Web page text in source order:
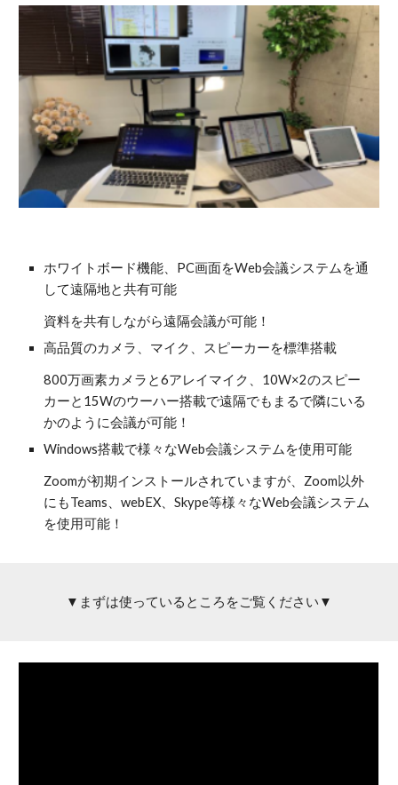
ホワイトボード機能、PC画面をWeb会議システムを通
して遠隔地と共有可能
資料を共有しながら遠隔会議が可能！
高品質のカメラ、マイク、スピーカーを標準搭載
800万画素カメラと6アレイマイク、10W×2のスピー
カーと15Wのウーハー搭載で遠隔でもまるで隣にいる
かのように会議が可能！
Windows搭載で様々なWeb会議システムを使用可能
Zoomが初期インストールされていますが、Zoom以外
にもTeams、webEX、Skype等様々なWeb会議システム
を使用可能！
▼まずは使っているところをご覧ください▼